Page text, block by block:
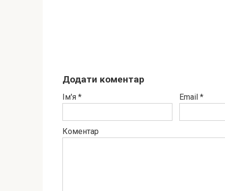
Додати коментар
Ім'я * Email *
Коментар